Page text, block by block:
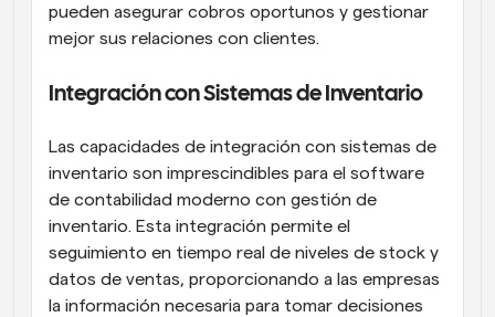
pueden asegurar cobros oportunos y gestionar
mejor sus relaciones con clientes.
Integración con Sistemas de Inventario
Las capacidades de integración con sistemas de
inventario son imprescindibles para el software
de contabilidad moderno con gestión de
inventario. Esta integración permite el
seguimiento en tiempo real de niveles de stock y
datos de ventas, proporcionando a las empresas
la información necesaria para tomar decisiones